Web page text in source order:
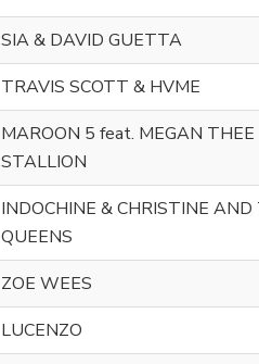
SIA & DAVID GUETTA
TRAVIS SCOTT & HVME
MAROON 5 feat. MEGAN THEE
STALLION
INDOCHINE & CHRISTINE AND
QUEENS
ZOE WEES
LUCENZO